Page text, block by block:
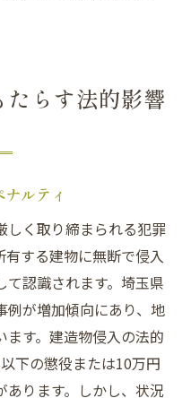
らす法的影響
ルティ
しく取り締まられる犯罪
する建物に無断で侵入
認識されます。埼玉県
例が増加傾向にあり、地
す。建造物侵入の法的
下の懲役または10万円
ります。しかし、状況